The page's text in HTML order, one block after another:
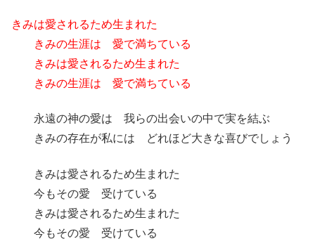
きみは愛されるため生まれた
きみの生涯は 愛で満ちている
きみは愛されるため生まれた
きみの生涯は 愛で満ちている
永遠の神の愛は 我らの出会いの中で実を結ぶ
きみの存在が私には どれほど大きな喜びでしょう
きみは愛されるため生まれた
今もその愛 受けている
きみは愛されるため生まれた
今もその愛 受けている